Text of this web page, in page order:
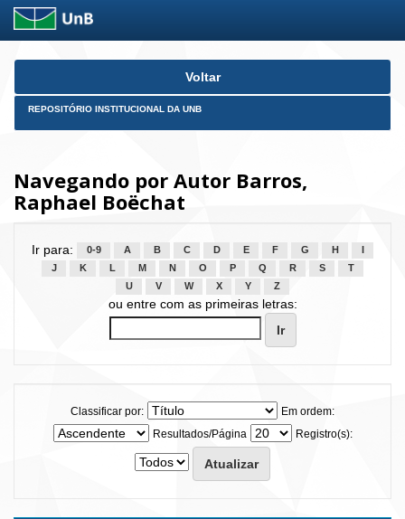
Skip
Voltar
REPOSITÓRIO INSTITUCIONAL DA UNB
Navegando por Autor Barros,
Raphael Boëchat
Ir para: 0-9 A B C D E F G H
J
K L M N O P Q R S
T
U
V W X Y Z
ou entre com as primeiras letras:
Classificar por:
Em ordem:
Resultados/Página
Registro(s):